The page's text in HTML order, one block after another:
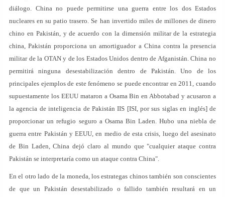
diálogo. China no puede permitirse una guerra entre los dos Estados
nucleares en su patio trasero. Se han invertido miles de millones de dinero
chino en Pakistán, y de acuerdo con la dimensión militar de la estrategia
china, Pakistán proporciona un amortiguador a China contra la presencia
militar de la OTAN y de los Estados Unidos dentro de Afganistán. China no
permitirá ninguna desestabilización dentro de Pakistán. Uno de los
principales ejemplos de este fenómeno se puede encontrar en 2011, cuando
supuestamente los EEUU mataron a Osama Bin en Abbotabad y acusaron a
la agencia de inteligencia de Pakistán IIS [ISI, por sus siglas en inglés] de
proporcionar un refugio seguro a Osama Bin Laden. Hubo una niebla de
guerra entre Pakistán y EEUU, en medio de esta crisis, luego del asesinato
de Bin Laden, China dejó claro al mundo que "cualquier ataque contra
Pakistán se interpretaría como un ataque contra China".
En el otro lado de la moneda, los estrategas chinos también son conscientes
de que un Pakistán desestabilizado o fallido también resultará en un